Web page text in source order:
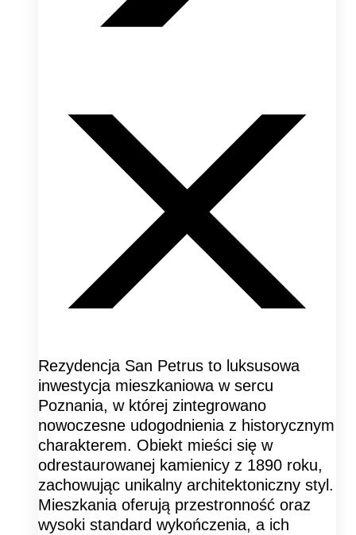
Rezydencja San Petrus to luksusowa
inwestycja mieszkaniowa w sercu
Poznania, w której zintegrowano
nowoczesne udogodnienia z historycznym
charakterem. Obiekt mieści się w
odrestaurowanej kamienicy z 1890 roku,
zachowując unikalny architektoniczny styl.
Mieszkania oferują przestronność oraz
wysoki standard wykończenia, a ich